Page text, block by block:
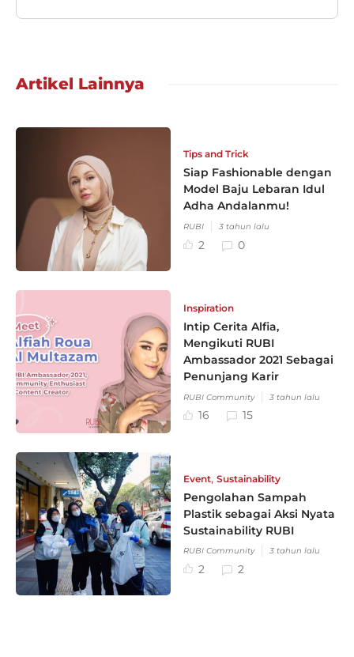
Artikel Lainnya
Tips and Trick
Siap Fashionable dengan
Model Baju Lebaran Idul
Adha Andalanmu!
RUBI 3 tahun lalu
2 0
Inspiration
Intip Cerita Alfia,
Mengikuti RUBI
Ambassador 2021 Sebagai
Penunjang Karir
RUBI Community 3 tahun lalu
16 15
Event, Sustainability
Pengolahan Sampah
Plastik sebagai Aksi Nyata
Sustainability RUBI
RUBI Community 3 tahun lalu
2 2